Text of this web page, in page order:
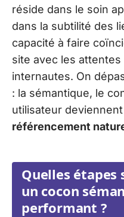
réside dans le soin
dans la subtilité des
capacité à faire
site avec les
internautes. On
: la sémantique, le
utilisateur
référencement
Quelles
un cocon
performant ?